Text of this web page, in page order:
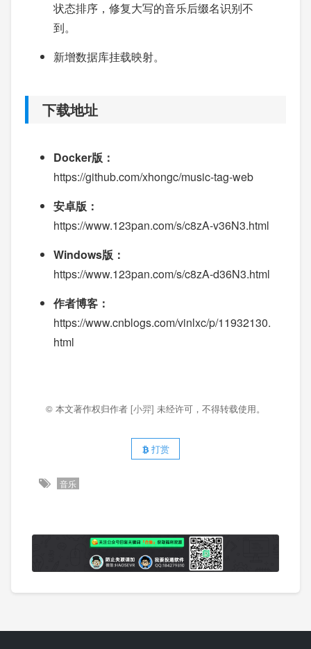
状态排序，修复大写的音乐后缀名识别不
到。
新增数据库挂载映射。
下载地址
Docker版：
https://github.com/xhongc/music-tag-web
安卓版：
https://www.123pan.com/s/c8zA-v36N3.html
Windows版：
https://www.123pan.com/s/c8zA-d36N3.html
作者博客：
https://www.cnblogs.com/vinlxc/p/11932130.
html
© 本文著作权归作者 [小羿] 未经许可，不得转载使用。
打赏
音乐